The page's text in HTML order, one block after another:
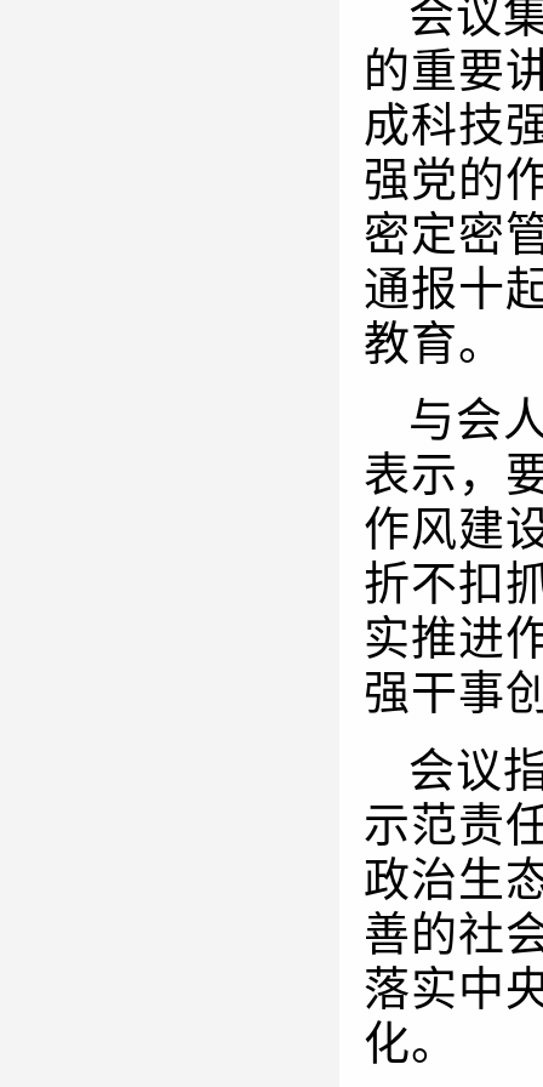
会议
的重要
成科技
强党的
密定密
通报十
教育。
与会
表示，
作风建
折不扣
实推进
强干事
会议
示范责
政治生
善的社
落实中
化。